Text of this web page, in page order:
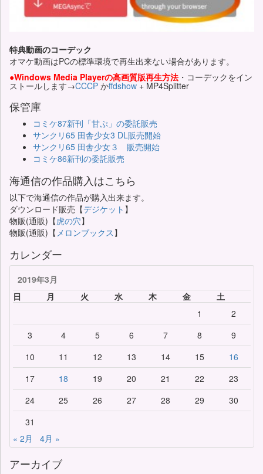
特典動画のコーデック
オマケ動画はPCの標準環境で再生出来ない場合があります。
●Windows Media Playerの高画質版再生方法 ・コーデックをイン
ストールします→CCCP かffdshow + MP4Splitter
保管庫
コミケ87新刊「甘ぷ」の委託販売
サンクリ65 田舎少女3 DL販売開始
サンクリ65 田舎少女３ 販売開始
コミケ86新刊の委託販売
海通信の作品購入はこちら
以下で海通信の作品が購入出来ます。
ダウンロード販売【デジケット 】
物販(通販)【虎の穴】
物販(通販)【 メロンブックス 】
カレンダー
2019年3月
日
月 火 水 木 金
土
1
2
3
4 5 6 7 8
9
10
11 12 13 14 15
16
17
18 19 20 21 22
23
24
25 26 27 28 29
30
31
« 2月
4月 »
アーカイブ